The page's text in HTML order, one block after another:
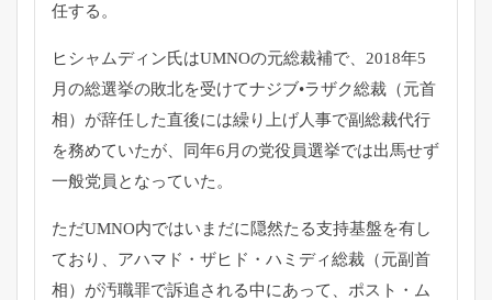
任する。
ヒシャムディン氏はUMNOの元総裁補で、 2018年5
月の総選挙の敗北を受けてナジブ•ラザク総裁（元首
相） が辞任した直後には繰り上げ人事で副総裁代行
を務めていたが、
同年6月の党役員選挙では出馬せず
一般党員となっていた。
ただUMNO内ではいまだに隠然たる支持基盤を有し
ており、 アハマド・ザヒド・ハミディ総裁（元副首
相） が汚職罪で訴追される中にあって、ポスト・ ム